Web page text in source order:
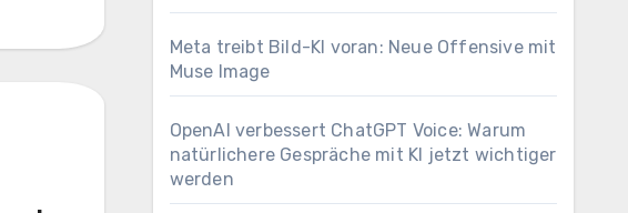
Meta treibt Bild-KI voran: Neue Offensive mit
Muse Image
OpenAI verbessert ChatGPT Voice: Warum
natürlichere Gespräche mit KI jetzt wichtiger
werden